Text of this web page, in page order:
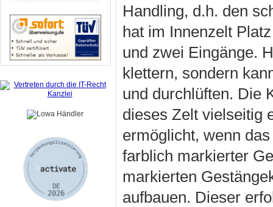
Handling, d.h. den
hat im Innenzelt
und zwei Eingänge.
klettern, sondern
und durchlüften. Die
dieses Zelt vielseitig
ermöglicht, wenn
farblich markierter
markierten
aufbauen. Dieser